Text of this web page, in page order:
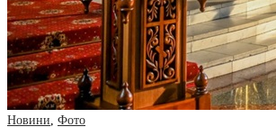
Новини Фото